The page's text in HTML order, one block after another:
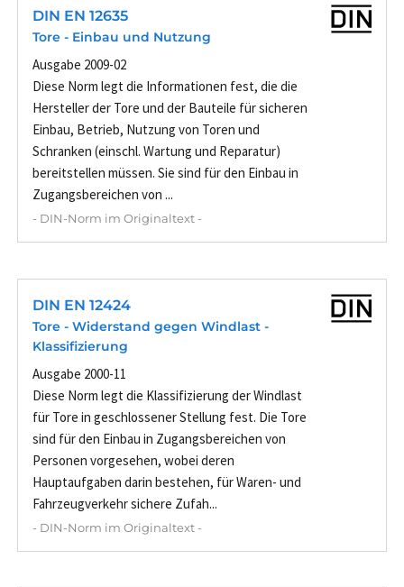
DIN EN 12635
Tore - Einbau und Nutzung
Ausgabe 2009-02
Diese Norm legt die Informationen fest, die die
Hersteller der Tore und der Bauteile für sicheren
Einbau, Betrieb, Nutzung von Toren und
Schranken (einschl. Wartung und Reparatur)
bereitstellen müssen. Sie sind für den Einbau in
Zugangsbereichen von ...
- DIN-Norm im Originaltext -
DIN EN 12424
Tore - Widerstand gegen Windlast -
Klassifizierung
Ausgabe 2000-11
Diese Norm legt die Klassifizierung der Windlast
für Tore in geschlossener Stellung fest. Die Tore
sind für den Einbau in Zugangsbereichen von
Personen vorgesehen, wobei deren
Hauptaufgaben darin bestehen, für Waren- und
Fahrzeugverkehr sichere Zufah...
- DIN-Norm im Originaltext -